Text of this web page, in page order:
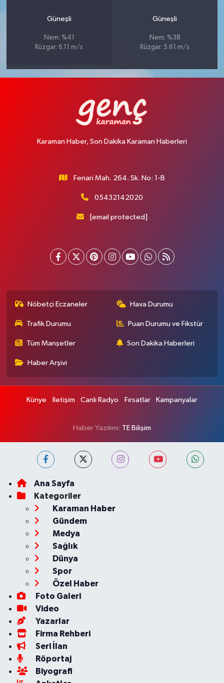
Güneşli
Nem: %41
Rüzgar: 6.11 m/s
Güneşli
Nem: %38
Rüzgar: 5.61 m/s
Karaman Haber, Son Dakika Karaman Haberleri
Fenari Mah. 264. Sk. No: 1-B
05432142020
[email protected]
Nöbetçi Eczaneler Hava Durumu
Trafik Durumu Puan Durumu ve Fikstür
Tüm Manşetler Son Dakika Haberleri
Haber Arşivi
Künye İletişim Canlı Radyo Fırsatlar Kampanyalar
Haber Yazılımı: TE Bilişim
Ana Sayfa
Kategoriler
Karaman Haber
Gündem
Medya
Sağlık
Dünya
Spor
Özel Haber
Foto Galeri
Video
Yazarlar
Firma Rehberi
Seri İlan
Röportaj
Biyografi